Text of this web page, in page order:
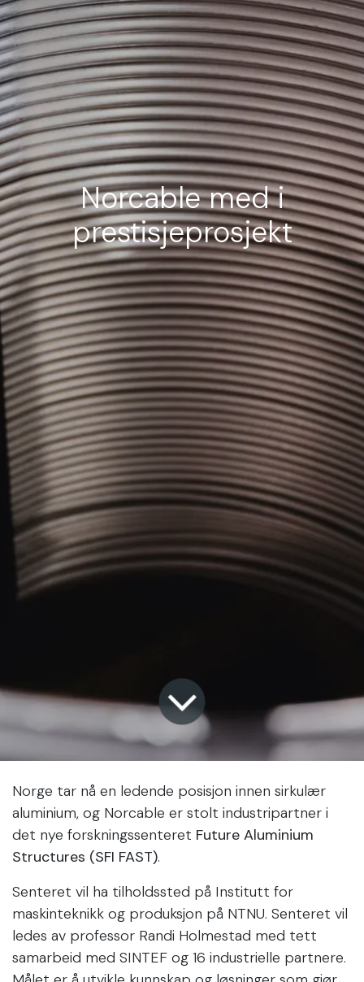
Norcable med i
prestisjeprosjekt
Norge tar nå en ledende posisjon innen sirkulær
aluminium, og Norcable er stolt industripartner i
det nye forskningssenteret Future Aluminium
Structures (SFI FAST).
Senteret vil ha tilholdssted på Institutt for
maskinteknikk og produksjon på NTNU. Senteret vil
ledes av professor Randi Holmestad med tett
samarbeid med SINTEF og 16 industrielle partnere.